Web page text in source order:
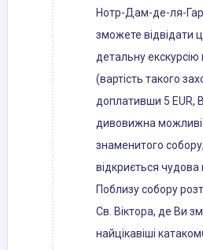
Нотр-Дам-де-ля-
зможете відвідати
детальну екскурсію
(вартість такого
доплативши 5 EUR,
дивовижна
знаменитого
відкриється
Поблизу собору
Св. Віктора, де Ви
найцікавіші